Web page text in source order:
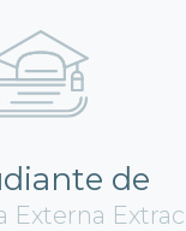
de
Externa